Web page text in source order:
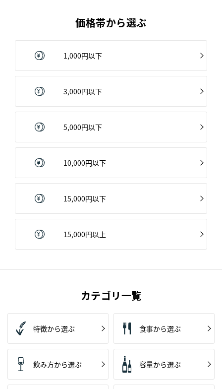
価格帯から選ぶ
1,000円以下
3,000円以下
5,000円以下
10,000円以下
15,000円以下
15,000円以上
カテゴリ一覧
特徴から選ぶ 食事から選ぶ
飲み方から選ぶ 容量から選ぶ